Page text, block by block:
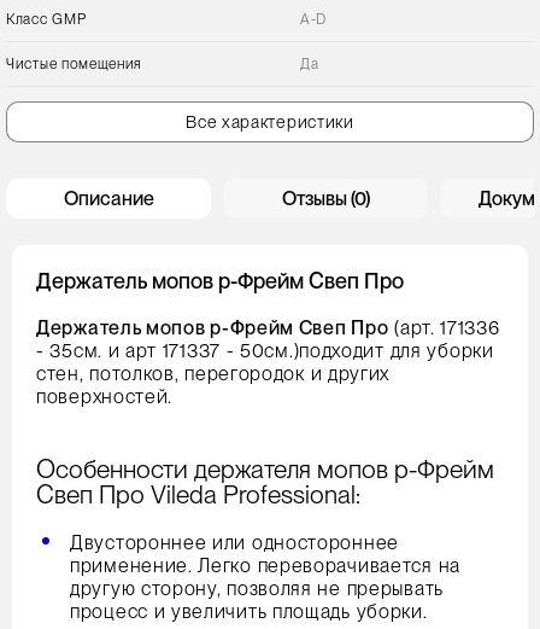
Класс GMP A-D
Чистые помещения Да
Все характеристики
Описание Отзывы (0)
Держатель мопов р-Фрейм Свеп Про
Держатель мопов р-Фрейм Свеп Про (арт. 171336
- 35см. и арт 171337 - 50см.)подходит для уборки
стен, потолков, перегородок и других
поверхностей.
Особенности держателя мопов р-Фрейм
Свеп Про Vileda Professional:
Двустороннее или одностороннее
применение. Легко переворачивается на
другую сторону, позволяя не прерывать
процесс и увеличить площадь уборки.